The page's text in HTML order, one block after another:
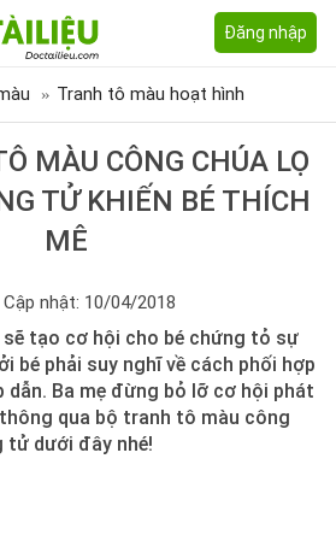
Đăng nhập
Tranh tô màu hoạt hình
MÀU CÔNG CHÚA LỌ
TỬ KHIẾN BÉ THÍCH
MÊ
nhật: 10/04/2018
tạo cơ hội cho bé chứng tỏ sự
bé phải suy nghĩ về cách phối hợp
dẫn. Ba mẹ đừng bỏ lỡ cơ hội phát
qua bộ tranh tô màu công
tử dưới đây nhé!